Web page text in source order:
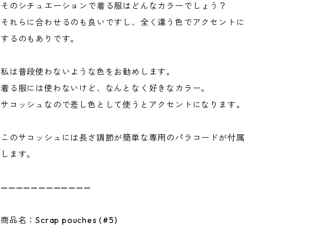
そのシチュエーションで着る服はどんなカラーでしょう？
それらに合わせるのも良いですし、全く違う色でアクセントに
するのもありです。
私は普段使わないような色をお勧めします。
着る服には使わないけど、なんとなく好きなカラー。
サコッシュなので差し色として使うとアクセントになります。
このサコッシュには長さ調節が簡単な専用のパラコードが付属
します。
————————————
商品名：Scrap pouches (#5)